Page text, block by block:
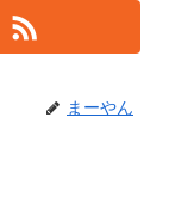
まーやん